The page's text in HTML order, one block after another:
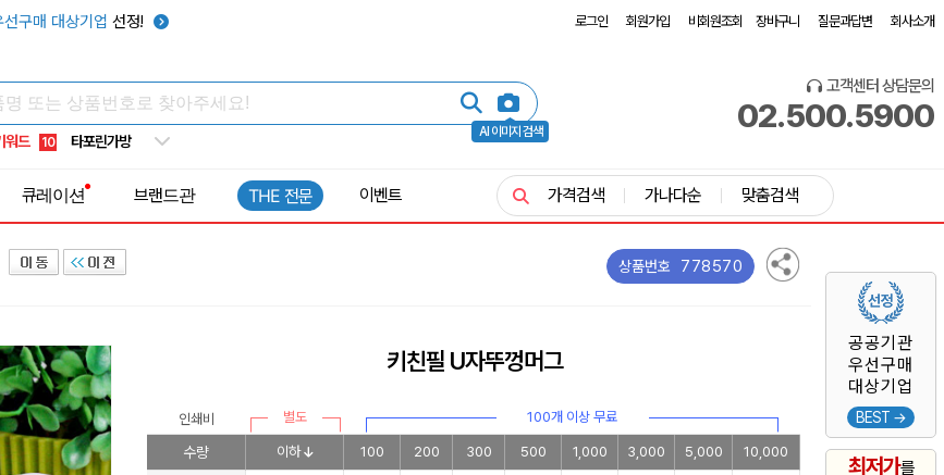
구매 대상기업 선정! 로그인 회원가입 비회원조회 장바구니 질문과답변 회사소개
AI 이미지 검색
워드
7 텀블러
10 타포린가방
1 선풍기
고객센터 상담문의
02.500.5900
공공기관
우선구매
대상기업
BEST →
최저가를
큐레이션 브랜드관 THE 전문 이벤트 가격검색 가나다순 맞춤검색
상품번호 778570
키친필 U자뚜껑머그
인쇄비 별도 100개 이상 무료
수량 이하 100 200 300 500 1,000 3,000 5,000 10,000